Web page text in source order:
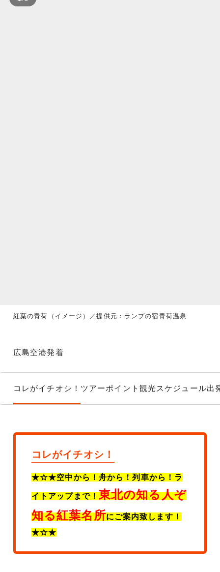
紅葉の青荷（イメージ）／提供元：ランプの宿青荷温泉
広島空港発着
コレがイチオシ！ ツアーポイント 観光スケジュール出
コレがイチオシ！
★☆★空中から！舟から！列車から！ラ
イトアップまで！ 東北の知る人ぞ
知る紅葉名所にご案内致します！
★☆★